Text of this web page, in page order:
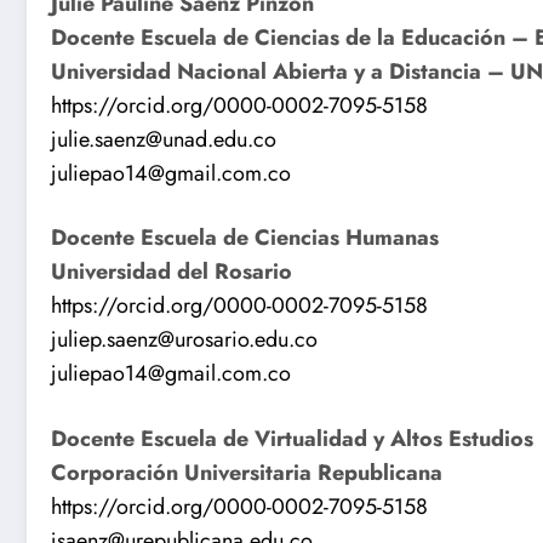
Docente Escuela de Ciencias de la Educación –
Universidad Nacional Abierta y a Distancia –
https://orcid.org/0000-0002-7095-5158
julie.saenz@unad.edu.co
juliepao14@gmail.com.co
Docente Escuela de Ciencias Humanas
Universidad del Rosario
https://orcid.org/0000-0002-7095-5158
juliep.saenz@urosario.edu.co
juliepao14@gmail.com.co
Docente Escuela de Virtualidad y Altos Estudios
Corporación Universitaria Republicana
https://orcid.org/0000-0002-7095-5158